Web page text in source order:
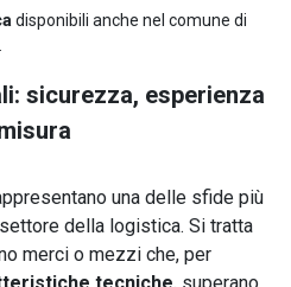
disponibili anche nel comune di
sicurezza, esperienza
una delle sfide più
della logistica. Si tratta
merci o mezzi che, per
tecniche, superano